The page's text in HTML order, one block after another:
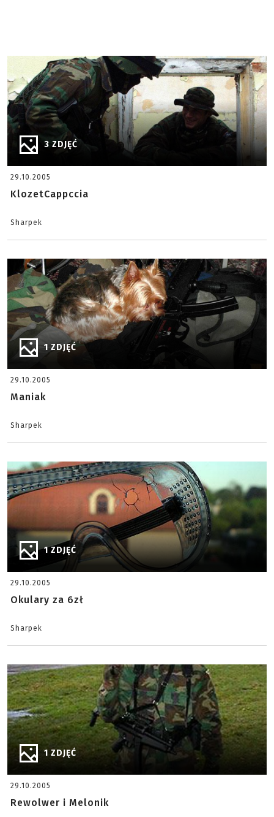
3 ZDJĘĆ
29.10.2005
KlozetCappccia
Sharpek
1 ZDJĘĆ
29.10.2005
Maniak
Sharpek
1 ZDJĘĆ
29.10.2005
Okulary za 6zł
Sharpek
1 ZDJĘĆ
29.10.2005
Rewolwer i Melonik